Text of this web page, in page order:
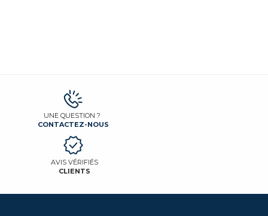
UNE QUESTION ?
CONTACTEZ-NOUS
AVIS VÉRIFIÉS
CLIENTS